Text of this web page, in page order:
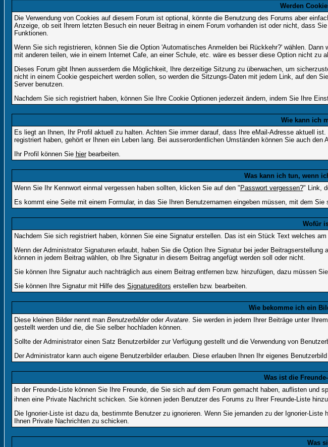
Werden
Die Verwendung von Cookies auf diesem Forum ist optional, könnte die Benutzung des Forums aber
Anzeige, ob seit Ihrem letzten Besuch ein neuer Beitrag in einem Forum vorhanden ist oder nicht, dass
Funktionen.
Wenn Sie sich registrieren, können Sie die Option 'Automatisches Anmelden bei Rückkehr?' wählen.
mit anderen teilen, wie in einem Internet Cafe, an einer Schule, etc. wäre es besser diese Option nicht zu
Dieses Forum gibt Ihnen ausserdem die Möglichkeit, Ihre derzeitige Sitzung zu überwachen, um
nicht in einem Cookie gespeichert werden sollen, so werden die Sitzungs-Daten mit jedem Link, auf den
Server benutzen.
Nachdem Sie sich registriert haben, können Sie Ihre Cookie Optionen jederzeit ändern, indem Sie Ihre
Wie kann ich
Es liegt an Ihnen, Ihr Profil aktuell zu halten. Achten Sie immer darauf, dass Ihre eMail-Adresse aktuell
registriert haben, gehört er Ihnen ein Leben lang. Bei ausserordentlichen Umständen können Sie auch
Ihr Profil können Sie hierbearbeiten.
Was kann ich tun, wenn
Wenn Sie Ihr Kennwort einmal vergessen haben sollten, klicken Sie auf den " Passwort vergessen?" Link,
Es kommt eine Seite mit einem Formular, in das Sie Ihren Benutzernamen eingeben müssen, mit dem
Wofür
Nachdem Sie sich registriert haben, können Sie eine Signatur erstellen. Das ist ein Stück Text welches
Wenn der Administrator Signaturen erlaubt, haben Sie die Option Ihre Signatur bei jeder
können in jedem Beitrag wählen, ob Ihre Signatur in diesem Beitrag angefügt werden soll oder nicht.
Sie können Ihre Signatur auch nachträglich aus einem Beitrag entfernen bzw. hinzufügen, dazu müssen
Sie können Ihre Signatur mit Hilfe des Signatureditors erstellen bzw. bearbeiten.
Wie bekomme ich ein
Diese kleinen Bilder nennt man BenutzerbilderoderAvatare. Sie werden in jedem Ihrer Beiträge unter
gestellt werden und die, die Sie selber hochladen können.
Sollte der Administrator einen Satz Benutzerbilder zur Verfügung gestellt und die Verwendung von
Der Administrator kann auch eigene Benutzerbilder erlauben. Diese erlauben Ihnen Ihr eigenes
Was ist die
In der Freunde-Liste können Sie Ihre Freunde, die Sie sich auf dem Forum gemacht haben, auflisten und
ihnen eine Private Nachricht schicken. Sie können jeden Benutzer des Forums zu Ihrer Freunde-Liste
Die Ignorier-Liste ist dazu da, bestimmte Benutzer zu ignorieren. Wenn Sie jemanden zu der Ignorier-
Ihnen Private Nachrichten zu schicken.
Was